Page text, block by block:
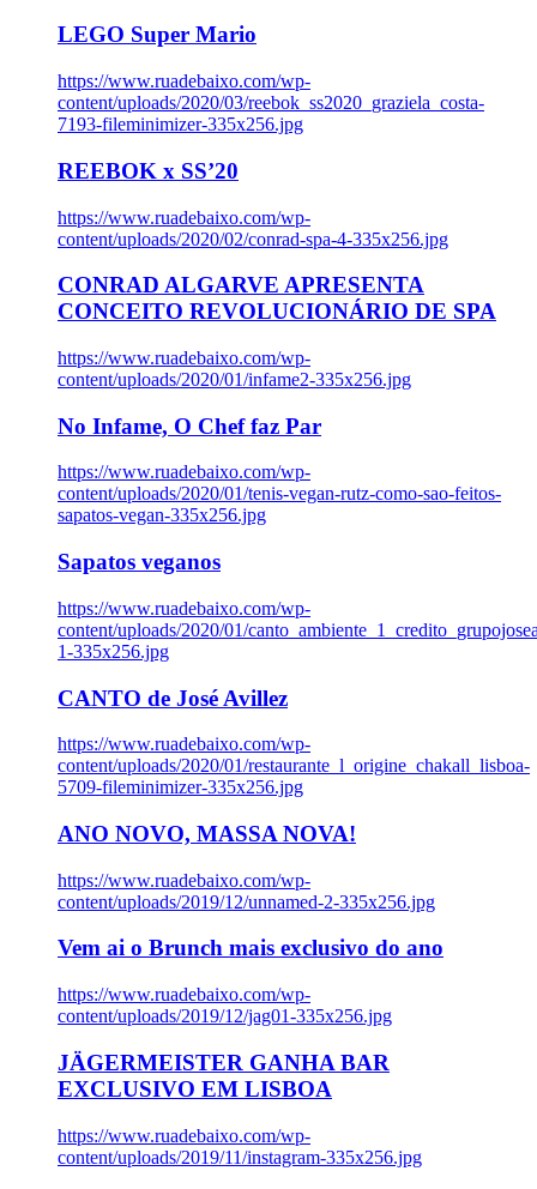
LEGO Super Mario
https://www.ruadebaixo.com/wp-
content/uploads/2020/03/reebok_ss2020_graziela_costa-
7193-fileminimizer-335x256.jpg
REEBOK x SS’20
https://www.ruadebaixo.com/wp-
content/uploads/2020/02/conrad-spa-4-335x256.jpg
CONRAD ALGARVE APRESENTA
CONCEITO REVOLUCIONÁRIO DE SPA
https://www.ruadebaixo.com/wp-
content/uploads/2020/01/infame2-335x256.jpg
No Infame, O Chef faz Par
https://www.ruadebaixo.com/wp-
content/uploads/2020/01/tenis-vegan-rutz-como-sao-feitos-
sapatos-vegan-335x256.jpg
Sapatos veganos
https://www.ruadebaixo.com/wp-
content/uploads/2020/01/
1-335x256.jpg
CANTO de José Avillez
https://www.ruadebaixo.com/wp-
content/uploads/2020/01/restaurante_l_origine_chakall_lisboa-
5709-fileminimizer-335x256.jpg
ANO NOVO, MASSA NOVA!
https://www.ruadebaixo.com/wp-
content/uploads/2019/12/unnamed-2-335x256.jpg
Vem ai o Brunch mais exclusivo do ano
https://www.ruadebaixo.com/wp-
content/uploads/2019/12/jag01-335x256.jpg
JÄGERMEISTER GANHA BAR
EXCLUSIVO EM LISBOA
https://www.ruadebaixo.com/wp-
content/uploads/2019/11/instagram-335x256.jpg